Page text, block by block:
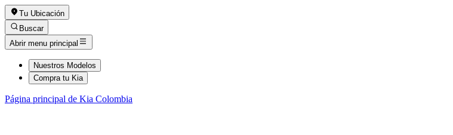
Tu Ubicación
Buscar
Abrir menu principal
Nuestros Modelos
Compra tu Kia
Página principal de Kia Colombia